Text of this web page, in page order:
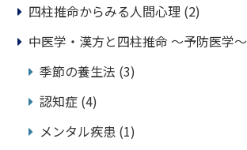
四柱推命からみる人間心理 (2)
中医学・漢方と四柱推命 ～予防医学～
季節の養生法 (3)
認知症 (4)
メンタル疾患 (1)